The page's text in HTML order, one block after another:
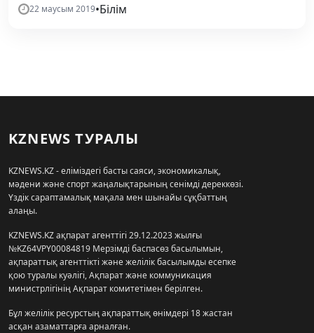
22 маусым 2019•Білім
KZNEWS ТУРАЛЫ
KZNEWS.KZ - еліміздегі басты саяси, экономикалық,
мәдени және спорт жаңалықтарының сенімді дереккөзі.
Үздік сараптамалық мақала мен шынайы сұқбаттың
алаңы.
KZNEWS.KZ ақпарат агенттігі 29.12.2023 жылғы
№KZ64VPY00084819 Мерзімді баспасөз басылымын,
ақпараттық агенттікті және желілік басылымды есепке
қою туралы куәлігі, Ақпарат және коммуникация
министрлігінің Ақпарат комитетімен берілген.
Бұл желілік ресурстың ақпараттық өнімдері 18 жастан
асқан азаматтарға арналған.